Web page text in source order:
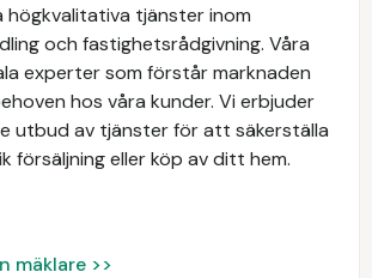
högkvalitativa tjänster inom
och fastighetsrådgivning. Våra
experter som förstår marknaden
hos våra kunder. Vi erbjuder
utbud av tjänster för att säkerställa
försäljning eller köp av ditt hem.
mäklare >>